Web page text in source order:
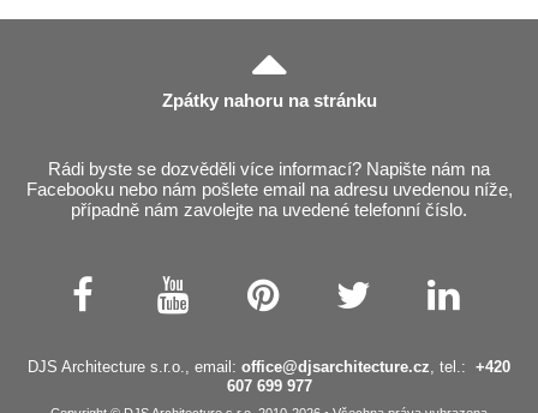
Zpátky nahoru na stránku
Rádi byste se dozvěděli více informací? Napište nám na
Facebooku nebo nám pošlete email na adresu uvedenou níže,
případně nám zavolejte na uvedené telefonní číslo.
DJS Architecture s.r.o., email: office@djsarchitecture.cz, tel.: +420
607 699 977